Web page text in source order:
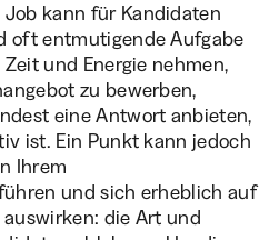
kann für Kandidaten
oft entmutigende Aufgabe
und Energie nehmen,
zu bewerben,
eine Antwort anbieten,
ist. Ein Punkt kann jedoch
Ihrem
und sich erheblich auf
die Art und